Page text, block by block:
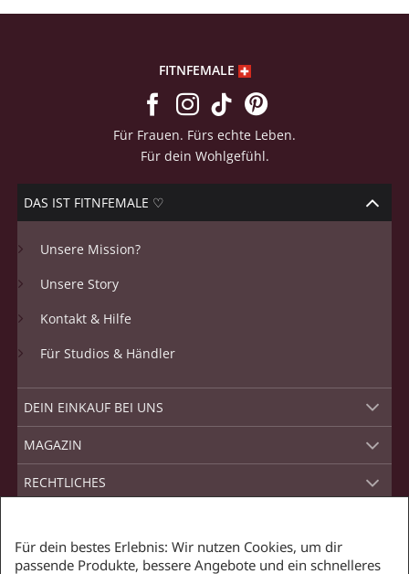
FITNFEMALE
Für Frauen. Fürs echte Leben.
Für dein Wohlgefühl.
DAS IST FITNFEMALE ♡
Unsere Mission?
Unsere Story
Kontakt & Hilfe
Für Studios & Händler
DEIN EINKAUF BEI UNS
MAGAZIN
RECHTLICHES
SCHNELLER VERSAND MIT
Für dein bestes Erlebnis: Wir nutzen Cookies, um dir
passende Produkte, bessere Angebote und ein schnelleres